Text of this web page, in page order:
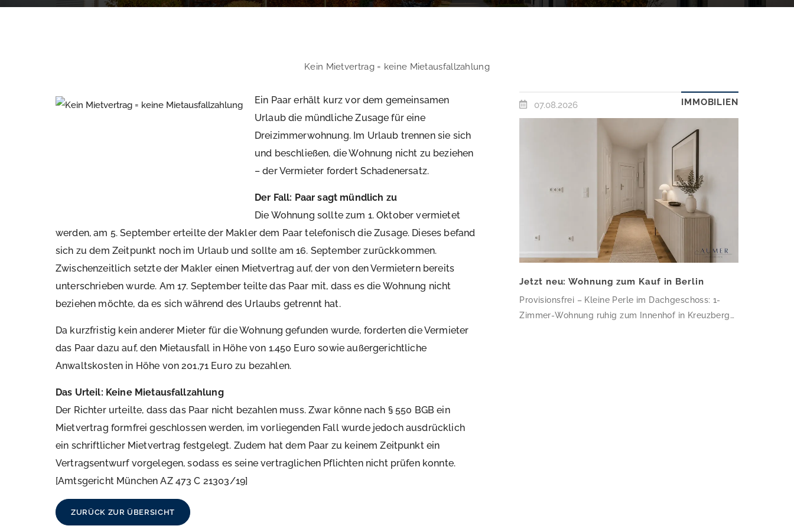
Kein Mietvertrag = keine Mietausfallzahlung
Ein Paar erhält kurz vor dem gemeinsamen
Urlaub die mündliche Zusage für eine
Dreizimmerwohnung. Im Urlaub trennen sie sich
und beschließen, die Wohnung nicht zu beziehen
– der Vermieter fordert Schadenersatz.
Der Fall: Paar sagt mündlich zu
Die Wohnung sollte zum 1. Oktober vermietet
werden, am 5. September erteilte der Makler dem Paar telefonisch die Zusage. Dieses befand
sich zu dem Zeitpunkt noch im Urlaub und sollte am 16. September zurückkommen.
Zwischenzeitlich setzte der Makler einen Mietvertrag auf, der von den Vermietern bereits
unterschrieben wurde. Am 17. September teilte das Paar mit, dass es die Wohnung nicht
beziehen möchte, da es sich während des Urlaubs getrennt hat.
Da kurzfristig kein anderer Mieter für die Wohnung gefunden wurde, forderten die Vermieter
das Paar dazu auf, den Mietausfall in Höhe von 1.450 Euro sowie außergerichtliche
Anwaltskosten in Höhe von 201,71 Euro zu bezahlen.
Das Urteil: Keine Mietausfallzahlung
Der Richter urteilte, dass das Paar nicht bezahlen muss. Zwar könne nach § 550 BGB ein
Mietvertrag formfrei geschlossen werden, im vorliegenden Fall wurde jedoch ausdrücklich
ein schriftlicher Mietvertrag festgelegt. Zudem hat dem Paar zu keinem Zeitpunkt ein
Vertragsentwurf vorgelegen, sodass es seine vertraglichen Pflichten nicht prüfen konnte.
[Amtsgericht München AZ 473 C 21303/19]
ZURÜCK ZUR ÜBERSICHT
07.08.2026 IMMOBILIEN
Jetzt neu: Wohnung zum Kauf in Berlin
Provisionsfrei – Kleine Perle im Dachgeschoss: 1-
Zimmer-Wohnung ruhig zum Innenhof in Kreuzberg